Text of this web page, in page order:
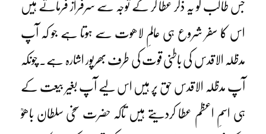
جس طالب کو یہ ذکر عطا کر کے توجہ سے سرفراز فرماتے ہیں
اس کا سفر شروع ہی عالمِ لاھوت سے ہوتا ہے جو کہ آپ
مدظلہ الاقدس کی باطنی قوت کی طرف بھرپور اشارہ ہے۔ چونکہ
آپ مدظلہ الاقدس حق پر ہیں اس لیے آپ بغیر بیعت کے
ہی اسمِ اعظم عطا کردیتے ہیں تاکہ حضرت سخی سلطان باھوؒ